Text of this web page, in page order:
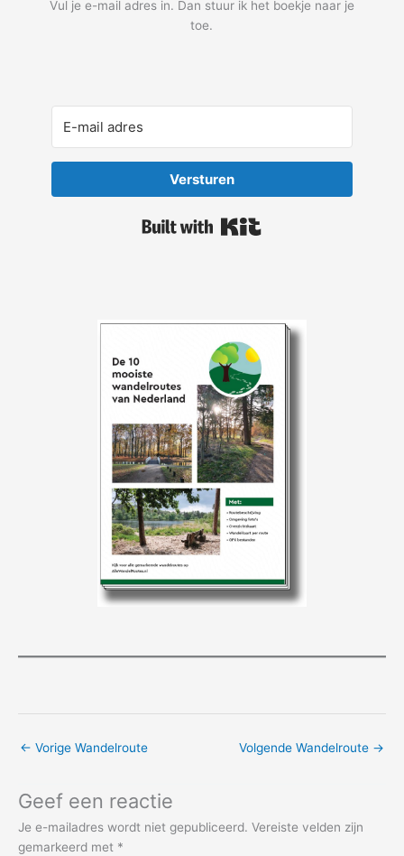
Vul je e-mail adres in. Dan stuur ik het boekje naar je
toe.
Versturen
← Vorige Wandelroute Volgende Wandelroute →
Geef een reactie
Je e-mailadres wordt niet gepubliceerd. Vereiste velden zijn
gemarkeerd met *